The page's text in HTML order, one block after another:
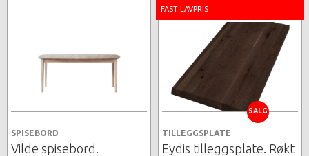
SPISEBORD
Vilde spisebord.
FAST LAVPRIS
SALG
TILLEGGSPLATE
Eydis tilleggsplate. Røkt